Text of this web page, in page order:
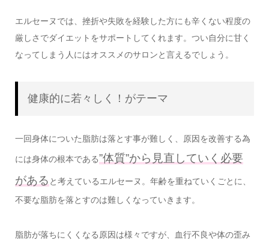
エルセーヌでは、挫折や失敗を経験した方にも辛くない程度の
厳しさでダイエットをサポートしてくれます。つい自分に甘く
なってしまう人にはオススメのサロンと言えるでしょう。
健康的に若々しく！がテーマ
一回身体についた脂肪は落とす事が難しく、原因を改善する為
には身体の根本である”体質”から見直していく必要
がある と考えているエルセーヌ。年齢を重ねていくごとに、
不要な脂肪を落とすのは難しくなっていきます。
脂肪が落ちにくくなる原因は様々ですが、血行不良や体の歪み